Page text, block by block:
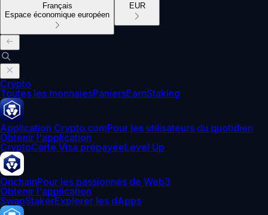
Français
Espace économique européen
EUR
Crypto
Toutes les monnaiesPaniersEarnStaking
Application Crypto.comPour les utilisateurs du quotidien
Obtenir l'application
CryptoCarte Visa prépayéeLevel Up
OnchainPour les passionnés de Web3
Obtenir l'application
SwapStakerExplorer les dApps